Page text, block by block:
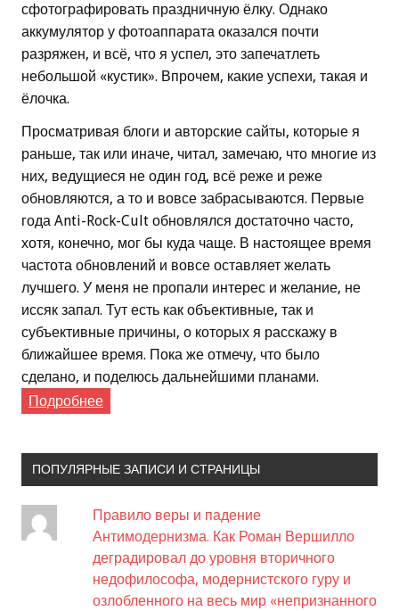
сфотографировать праздничную ёлку. Однако
аккумулятор у фотоаппарата оказался почти
разряжен, и всё, что я успел, это запечатлеть
небольшой «кустик». Впрочем, какие успехи, такая и
ёлочка.
Просматривая блоги и авторские сайты, которые я
раньше, так или иначе, читал, замечаю, что многие из
них, ведущиеся не один год, всё реже и реже
обновляются, а то и вовсе забрасываются. Первые
года Anti-Rock-Cult обновлялся достаточно часто,
хотя, конечно, мог бы куда чаще. В настоящее время
частота обновлений и вовсе оставляет желать
лучшего. У меня не пропали интерес и желание, не
иссяк запал. Тут есть как объективные, так и
субъективные причины, о которых я расскажу в
ближайшее время. Пока же отмечу, что было
сделано, и поделюсь дальнейшими планами.
Подробнее
ПОПУЛЯРНЫЕ ЗАПИСИ И СТРАНИЦЫ
Правило веры и падение
Антимодернизма. Как Роман Вершилло
деградировал до уровня вторичного
недофилософа, модернистского гуру и
озлобленного на весь мир «непризнанного